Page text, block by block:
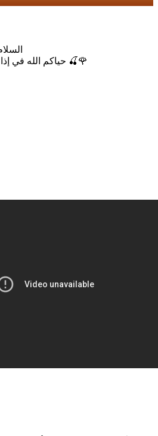
🌹🍒 حياكم الله في